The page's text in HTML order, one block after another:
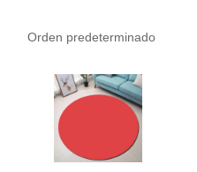
Rango
de
precios:
desde
38.99€
hasta
83.99€